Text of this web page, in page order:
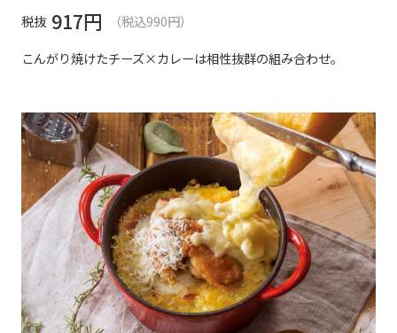
税抜 917円
（税込990円）
こんがり焼けたチーズ×カレーは相性抜群の組み合わせ。